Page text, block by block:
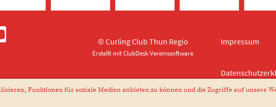
Funktionen für soziale Medien anbieten zu können und die Zugriffe auf unsere
© Curling Club Thun Regio
Erstellt mit ClubDesk Vereinssoftware
Impressum